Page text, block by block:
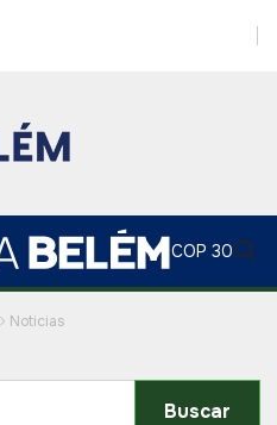
COP 30
Noticias
Buscar